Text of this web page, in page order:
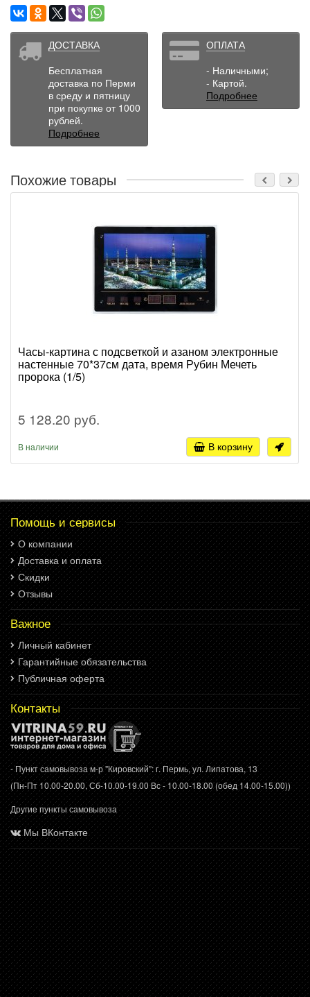
ДОСТАВКА
Бесплатная
доставка по Перми
в среду и пятницу
при покупке от 1000
рублей.
Подробнее
ОПЛАТА
- Наличными;
- Картой.
Подробнее
Похожие товары
Часы-картина с подсветкой и азаном электронные
настенные 70*37см дата, время Рубин Мечеть
пророка (1/5)
5 128.20 руб.
В наличии В корзину
Помощь и сервисы
О компании
Доставка и оплата
Скидки
Отзывы
Важное
Личный кабинет
Гарантийные обязательства
Публичная оферта
Контакты
- Пункт самовывоза м-р "Кировский": г. Пермь, ул. Липатова, 13
(Пн-Пт 10.00-20.00, Сб-10.00-19.00 Вс - 10.00-18.00 (обед 14.00-15.00))
Другие пункты самовывоза
Мы ВКонтакте